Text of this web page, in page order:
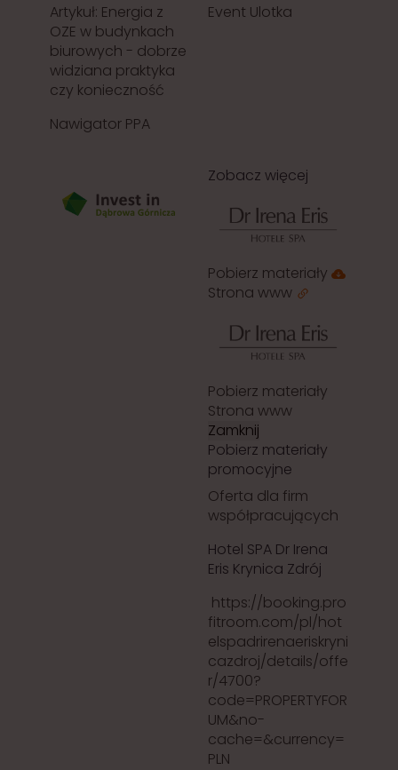
Artykuł: Energia z
OZE w budynkach
biurowych - dobrze
widziana praktyka
czy konieczność
Nawigator PPA
Event Ulotka
Zobacz więcej
Pobierz materiały
Strona www
Pobierz materiały
Strona www
Zamknij
Pobierz materiały
promocyjne
Oferta dla firm
współpracujących
Hotel SPA Dr Irena
Eris Krynica Zdrój
https://booking.pro
fitroom.com/pl/hot
elspadrirenaeriskryni
cazdroj/details/offe
r/4700?
code=PROPERTYFOR
UM&no-
cache=&currency=
PLN